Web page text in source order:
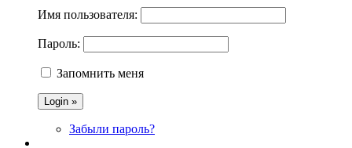
Имя пользователя:
Пароль:
Запомнить меня
Забыли пароль?